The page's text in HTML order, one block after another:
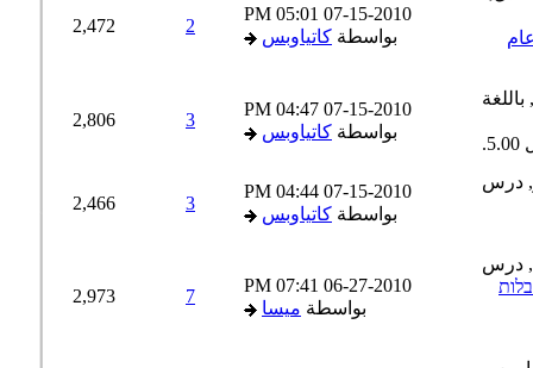
07-15-2010
05:01 PM
بواسطةكاتياوبس
2,472
07-15-2010
04:47 PM
بواسطةكاتياوبس
2,806
07-15-2010
04:44 PM
بواسطةكاتياوبس
2,466
06-27-2010
07:41 PM
بواسطةميسا
2,973